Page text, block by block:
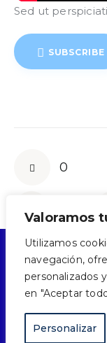
Valoramos
Utilizamos
navegación,
personalizados
en "Aceptar
Personalizar
Sed ut
SUBSCRIBE
0
AVISO DE PRIVACIDAD
POLÍTICA DE COOKIES